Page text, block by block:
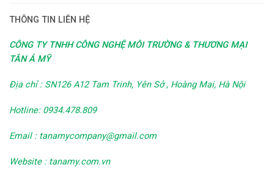
THÔNG TIN LIÊN HỆ
CÔNG TY TNHH CÔNG NGHỆ MÔI TRƯỜNG & THƯƠNG MẠI
TÂN Á MỸ
Địa chỉ : SN126 A12 Tam Trinh, Yên Sở , Hoàng Mai, Hà Nội
Hotline: 0934.478.809
Email : tanamycompany@gmail.com
Website : tanamy.com.vn